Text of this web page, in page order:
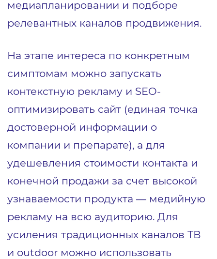
медиапланировании и подборе
релевантных каналов продвижения.
На этапе интереса по конкретным
симптомам можно запускать
контекстную рекламу и SEO-
оптимизировать сайт (единая точка
достоверной информации о
компании и препарате), а для
удешевления стоимости контакта и
конечной продажи за счет высокой
узнаваемости продукта — медийную
рекламу на всю аудиторию. Для
усиления традиционных каналов ТВ
и outdoor можно использовать